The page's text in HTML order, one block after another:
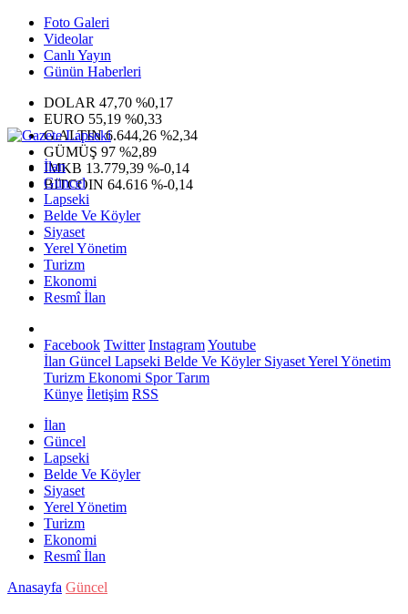
Foto Galeri
Videolar
Canlı Yayın
Günün Haberleri
DOLAR 47,70 %0,17
EURO 55,19 %0,33
G.ALTIN6.644,26 %2,34
GÜMÜŞ 97 %2,89
IMKB 13.779,39 %-0,14
BITCOIN 64.616 %-0,14
İlan
Güncel
Lapseki
Belde Ve Köyler
Siyaset
Yerel Yönetim
Turizm
Ekonomi
Resmî İlan
Facebook Twitter InstagramYoutube
İlan Güncel Lapseki Belde Ve KöylerSiyasetYerel Yönetim
Turizm Ekonomi SporTarım
Künye İletişim RSS
İlan
Güncel
Lapseki
Belde Ve Köyler
Siyaset
Yerel Yönetim
Turizm
Ekonomi
Resmî İlan
Anasayfa Güncel